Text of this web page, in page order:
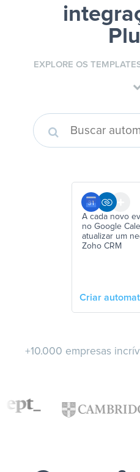
EXPLORE OS
A cada novo
no Google
atualizar um
Zoho CRM
Criar
+10.000 empresas